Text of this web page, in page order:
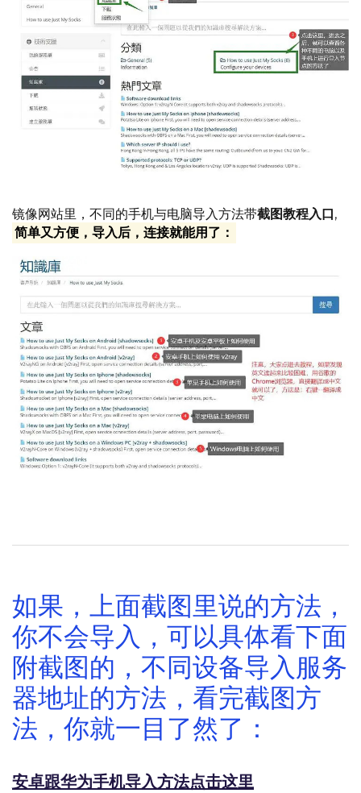
镜像网站里，不同的手机与电脑导入方法带截图教程入口,
简单又方便，导入后，连接就能用了：
如果，上面截图里说的方法，
你不会导入，可以具体看下面
附截图的，不同设备导入服务
器地址的方法，看完截图方
法，你就一目了然了：
安卓跟华为手机导入方法点击这里